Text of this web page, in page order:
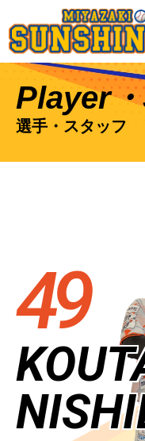
Player
選手・スタッフ
49